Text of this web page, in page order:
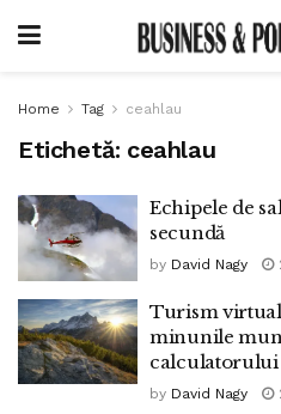
Home Tag ceahlau
Etichetă: ceahlau
Echipele de
secundă
by David Nagy
Turism virtual
minunile
calculatorului
by David Nagy